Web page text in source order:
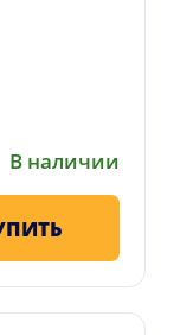
В наличии